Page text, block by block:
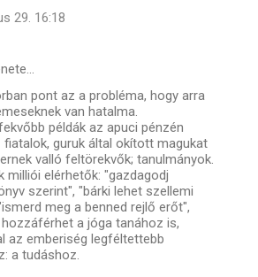
29. 16:18
pont az a probléma, hogy arra
van hatalma.
példák az apuci pénzén
guruk által okított magukat
valló feltörekvők; tanulmányok.
milliói elérhetők: "gazdagodj
szerint", "bárki lehet szellemi
meg a benned rejlő erőt",
a jóga tanához is,
az emberiség legféltettebb
a tudáshoz.